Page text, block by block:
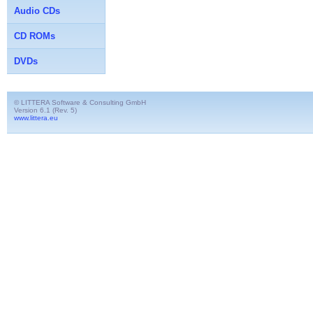
Audio CDs
CD ROMs
DVDs
© LITTERA Software & Consulting GmbH
Version 6.1 (Rev. 5)
www.littera.eu